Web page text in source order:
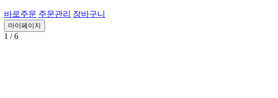
바로주문 주문관리 장바구니
마이페이지
1 / 6